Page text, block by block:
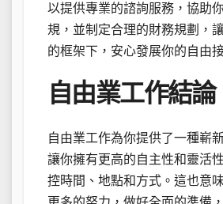
以提供專業的諮詢服務，協助
規，並制定合理的財務規劃，
的框架下，安心發展你的自由
自由業工作結論
自由業工作為你提供了一種嶄
讓你擁有更高的自主性和靈活
控時間、地點和方式。這也意